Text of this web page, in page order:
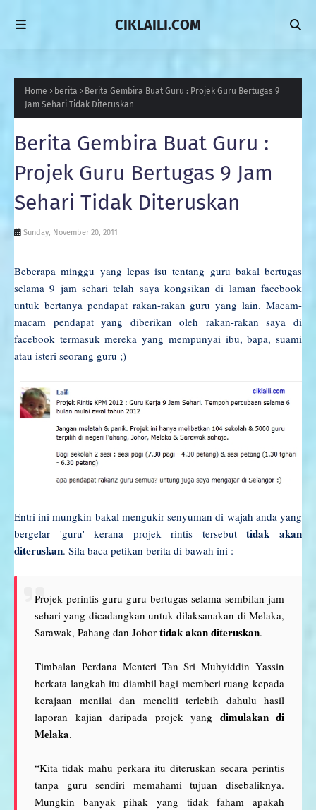
CIKLAILI.COM
Home berita
Berita Gembira Buat Guru : Projek Guru Bertugas 9
Jam Sehari Tidak Diteruskan
Berita Gembira Buat Guru :
Projek Guru Bertugas 9 Jam
Sehari Tidak Diteruskan
Sunday, November 20, 2011
Beberapa minggu yang lepas isu tentang guru bakal bertugas
selama 9 jam sehari telah saya kongsikan di laman facebook
untuk bertanya pendapat rakan-rakan guru yang lain. Macam-
macam pendapat yang diberikan oleh rakan-rakan saya di
facebook termasuk mereka yang mempunyai ibu, bapa, suami
atau isteri seorang guru ;)
Entri ini mungkin bakal mengukir senyuman di wajah anda yang
bergelar 'guru' kerana projek rintis tersebuttidak akan
diteruskan. Sila baca petikan berita di bawah ini :
Projek perintis guru-guru bertugas selama sembilan jam
sehari yang dicadangkan untuk dilaksanakan di Melaka,
Sarawak, Pahang dan Johor tidak akan diteruskan.
Timbalan Perdana Menteri Tan Sri Muhyiddin Yassin
berkata langkah itu diambil bagi memberi ruang kepada
kerajaan menilai dan meneliti terlebih dahulu hasil
laporan kajian daripada projek yang dimulakan di
Melaka.
“Kita tidak mahu perkara itu diteruskan secara perintis
tanpa guru sendiri memahami tujuan disebaliknya.
Mungkin banyak pihak yang tidak faham apakah